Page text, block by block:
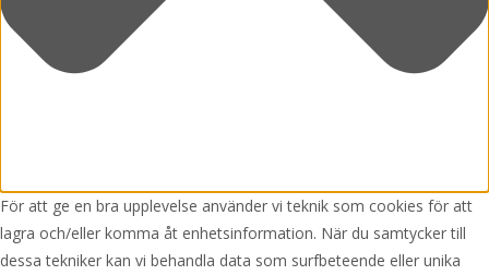
För att ge en bra upplevelse använder vi teknik som cookies för att
lagra och/eller komma åt enhetsinformation. När du samtycker till
dessa tekniker kan vi behandla data som surfbeteende eller unika